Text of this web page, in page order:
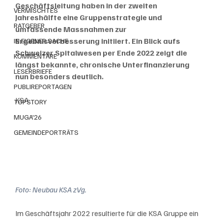
VERMISCHTES
RATGEBER
IN EIGENER SACHE
KOMMENTARE
LESERBRIEFE
PUBLIREPORTAGEN
TOPSTORY
MUGA'26
GEMEINDEPORTRÄTS
Geschäftsleitung haben in der zweiten
Jahreshälfte eine Gruppenstrategie und
umfassende Massnahmen zur
Ergebnisverbesserung initiiert. Ein Blick aufs
Schweizer Spitalwesen per Ende 2022 zeigt die
längst bekannte, chronische Unterfinanzierung
nun besonders deutlich.
KSA
Foto: Neubau KSA zVg.
Im Geschäftsjahr 2022 resultierte für die KSA Gruppe ein